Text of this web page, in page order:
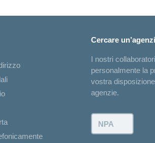
Cercare
I nostri
personalmente la
vostra
agenzie.
NPA: